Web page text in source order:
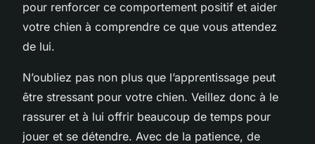
pour renforcer ce comportement positif et aider
votre chien à comprendre ce que vous attendez
de lui.
N’oubliez pas non plus que l’apprentissage peut
être stressant pour votre chien. Veillez donc à le
rassurer et à lui offrir beaucoup de temps pour
jouer et se détendre. Avec de la patience, de